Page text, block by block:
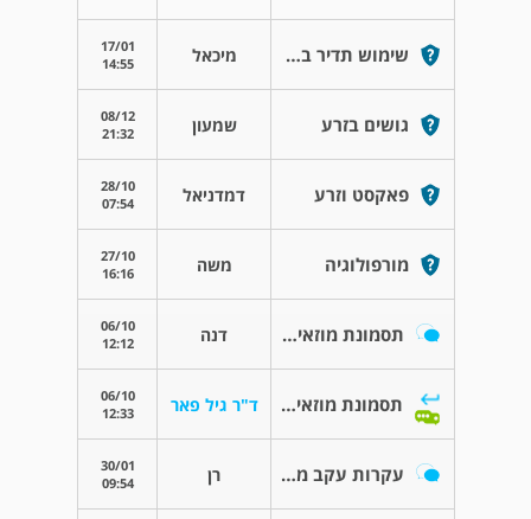
שימוש תדיר בסאונה ואיכות הזרע מיכאל
17/01
14:55
גושים בזרע שמעון
08/12
21:32
פאקסט וזרע דמדניאל
28/10
07:54
מורפולוגיה משה
27/10
16:16
תסמונת מוזאיקה ופוריות דנה
06/10
12:12
תסמונת מוזאיקה ופוריות ד"ר גיל פאר
06/10
12:33
עקרות עקב מחלה גנטית רן
30/01
09:54